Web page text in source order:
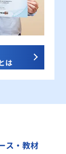
は
ス・教材